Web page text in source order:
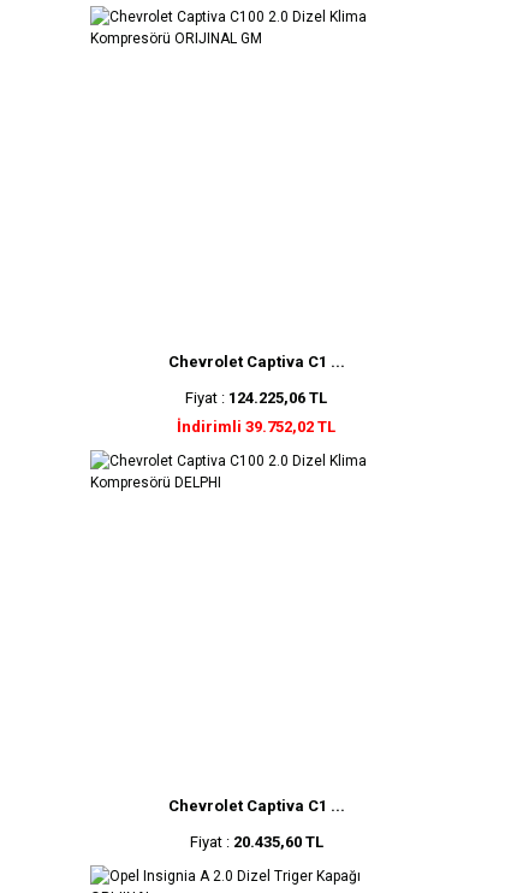
Chevrolet Captiva C1 ...
Fiyat : 124.225,06 TL
İndirimli 39.752,02 TL
Chevrolet Captiva C1 ...
Fiyat : 20.435,60 TL